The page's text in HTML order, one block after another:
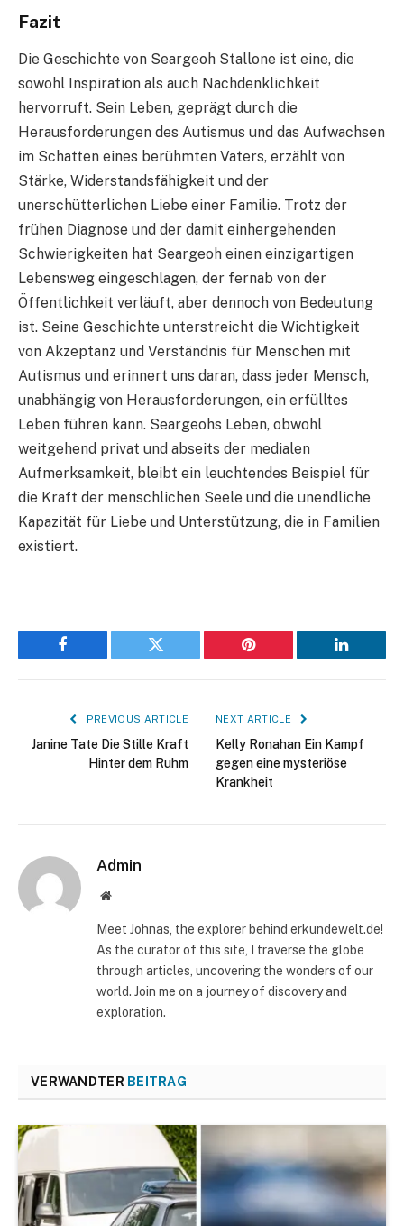
Fazit
Die Geschichte von Seargeoh Stallone ist eine, die
sowohl Inspiration als auch Nachdenklichkeit
hervorruft. Sein Leben, geprägt durch die
Herausforderungen des Autismus und das Aufwachsen
im Schatten eines berühmten Vaters, erzählt von
Stärke, Widerstandsfähigkeit und der
unerschütterlichen Liebe einer Familie. Trotz der
frühen Diagnose und der damit einhergehenden
Schwierigkeiten hat Seargeoh einen einzigartigen
Lebensweg eingeschlagen, der fernab von der
Öffentlichkeit verläuft, aber dennoch von Bedeutung
ist. Seine Geschichte unterstreicht die Wichtigkeit
von Akzeptanz und Verständnis für Menschen mit
Autismus und erinnert uns daran, dass jeder Mensch,
unabhängig von Herausforderungen, ein erfülltes
Leben führen kann. Seargeohs Leben, obwohl
weitgehend privat und abseits der medialen
Aufmerksamkeit, bleibt ein leuchtendes Beispiel für
die Kraft der menschlichen Seele und die unendliche
Kapazität für Liebe und Unterstützung, die in Familien
existiert.
Facebook Twitter Pinterest LinkedIn
PREVIOUS ARTICLE
Janine Tate Die Stille Kraft
Hinter dem Ruhm
NEXT ARTICLE
Kelly Ronahan Ein Kampf
gegen eine mysteriöse
Krankheit
Admin
Website
Meet Johnas, the explorer behind erkundewelt.de!
As the curator of this site, I traverse the globe
through articles, uncovering the wonders of our
world. Join me on a journey of discovery and
exploration.
VERWANDTER BEITRAG